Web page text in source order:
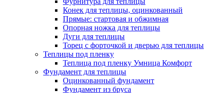
Конек для теплицы, оцинкованный
Прямые: стартовая и обжимная
Опорная ножка для теплицы
Дуги для теплицы
Торец с форточкой и дверью для теплицы
Теплицы под пленку
Теплица под пленку Умница Комфорт
Фундамент для теплицы
Оцинкованный фундамент
Фундамент из бруса